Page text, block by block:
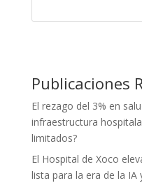
Publicaciones
El rezago del 3% en
infraestructura
limitados?
El Hospital de Xoco
lista para la era de la